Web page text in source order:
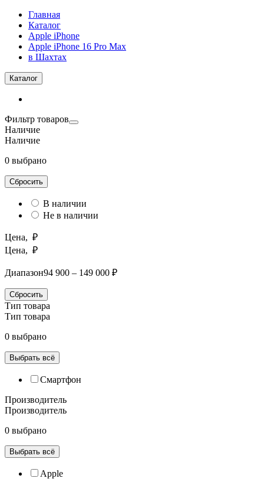
Главная
Каталог
Apple iPhone
Apple iPhone 16 Pro Max
в Шахтах
Каталог
Фильтр товаров
Наличие
Наличие
0 выбрано
Сбросить
В наличии
Не в наличии
Цена, ₽
Цена, ₽
Диапазон94 900 – 149 000 ₽
Сбросить
Тип товара
Тип товара
0 выбрано
Выбрать всё
Смартфон
Производитель
Производитель
0 выбрано
Выбрать всё
Apple